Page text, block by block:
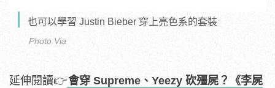
也可以學習 Justin Bieber 穿上亮色系的套裝
Photo Via
延伸閱讀👉會穿 Supreme、Yeezy 砍殭屍？《李屍